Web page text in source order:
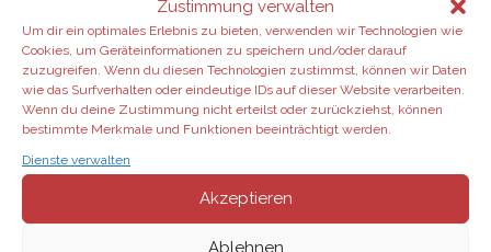
Zustimmung verwalten
Um dir ein optimales Erlebnis zu bieten, verwenden wir Technologien wie
Cookies, um Geräteinformationen zu speichern und/oder darauf
zuzugreifen. Wenn du diesen Technologien zustimmst, können wir Daten
wie das Surfverhalten oder eindeutige IDs auf dieser Website verarbeiten.
Wenn du deine Zustimmung nicht erteilst oder zurückziehst, können
bestimmte Merkmale und Funktionen beeinträchtigt werden.
Dienste verwalten
Akzeptieren
Ablehnen
weitere Infos über Amavi als PDF
•Amavi Discovery Set bestellen
• erhältlich als zeitlich-limitiertes Produkt
Produkt des Monats:Tea Tree • Teebaum • 15ml
Klären, reinigen, beruhigen + kühlen.